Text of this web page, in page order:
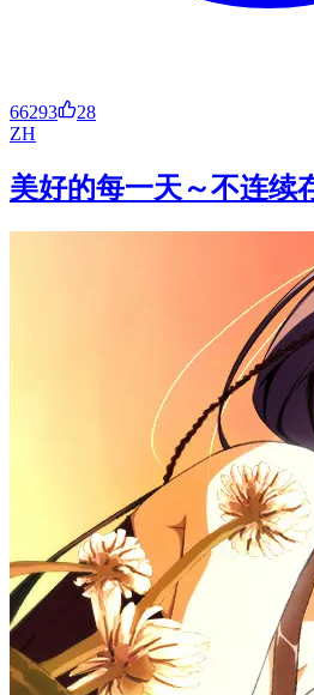
66293
28
ZH
美好的每一天～不连续